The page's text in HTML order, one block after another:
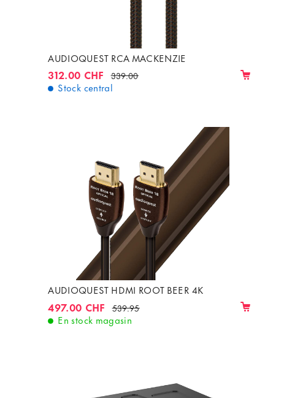
AUDIOQUEST RCA MACKENZIE
312.00 CHF 339.00
Stock central
AUDIOQUEST HDMI ROOT BEER 4K
497.00 CHF 539.95
En stock magasin